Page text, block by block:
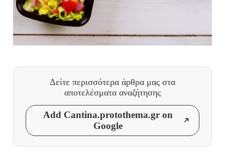
Δείτε περισσότερα άρθρα μας στα
αποτελέσματα αναζήτησης
Add Cantina.protothema.gr on
Google